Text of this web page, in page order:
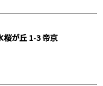
桜が丘 1-3 帝京